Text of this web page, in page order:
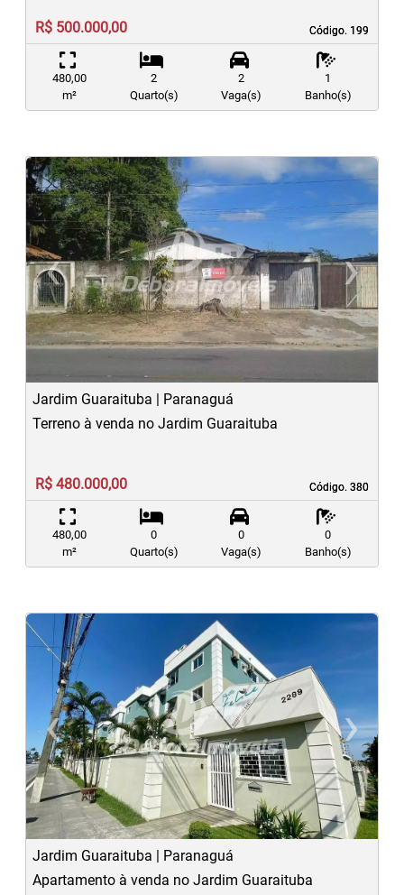
Código. 199
Código. 199
R$ 500.000,00
480,00
m²
2
Quarto(s)
2
Vaga(s)
1
Banho(s)
‹
Previous
›
Jardim Guaraituba | Paranaguá
Código. 380
Código. 380
Terreno à venda no Jardim Guaraituba
R$ 480.000,00
480,00
m²
0
Quarto(s)
0
Vaga(s)
0
Banho(s)
‹
Previous
›
Jardim Guaraituba | Paranaguá
Apartamento à venda no Jardim Guaraituba